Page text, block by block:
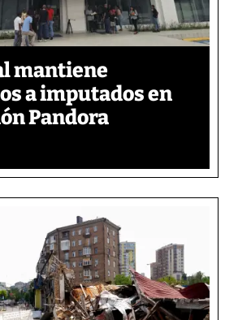
mantiene
a imputados en
Pandora